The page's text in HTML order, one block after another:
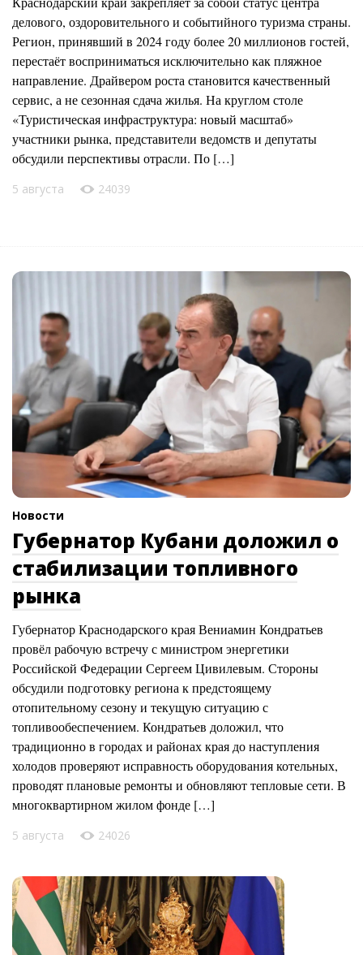
делового, оздоровительного и событийного туризма страны.
Регион, принявший в 2024 году более 20 миллионов гостей,
перестаёт восприниматься исключительно как пляжное
направление. Драйвером роста становится качественный
сервис, а не сезонная сдача жилья. На круглом столе
«Туристическая инфраструктура: новый масштаб»
участники рынка, представители ведомств и депутаты
обсудили перспективы отрасли. По […]
5 августа 24039
Новости
Губернатор Кубани доложил о
стабилизации топливного
рынка
Губернатор Краснодарского края Вениамин Кондратьев
провёл рабочую встречу с министром энергетики
Российской Федерации Сергеем Цивилевым. Стороны
обсудили подготовку региона к предстоящему
отопительному сезону и текущую ситуацию с
топливообеспечением. Кондратьев доложил, что
традиционно в городах и районах края до наступления
холодов проверяют исправность оборудования котельных,
проводят плановые ремонты и обновляют тепловые сети. В
многоквартирном жилом фонде […]
5 августа 24026